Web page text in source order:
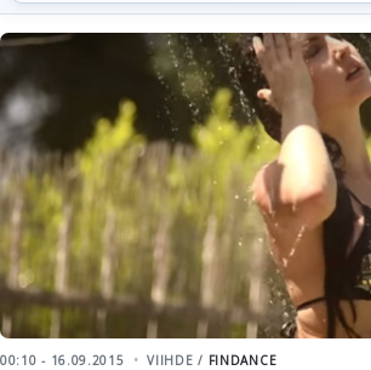
00:10 - 16.09.2015 VIIHDE / FINDANCE